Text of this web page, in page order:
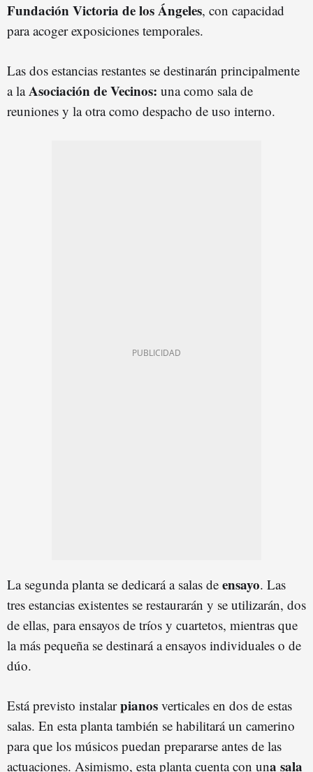
Fundación Victoria de los Ángeles, con capacidad
para acoger exposiciones temporales.
Las dos estancias restantes se destinarán principalmente
a laAsociación de Vecinos: una como sala de
reuniones y la otra como despacho de uso interno.
La segunda planta se dedicará a salas de ensayo. Las
tres estancias existentes se restaurarán y se utilizarán, dos
de ellas, para ensayos de tríos y cuartetos, mientras que
la más pequeña se destinará a ensayos individuales o de
dúo.
Está previsto instalarpianos verticales en dos de estas
salas. En esta planta también se habilitará un camerino
para que los músicos puedan prepararse antes de las
actuaciones. Asimismo, esta planta cuenta con una sala